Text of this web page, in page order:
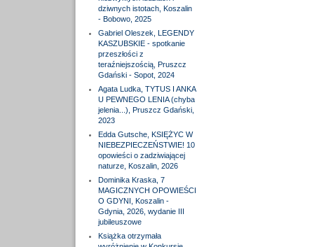
dziwnych istotach, Koszalin
- Bobowo, 2025
Gabriel Oleszek, LEGENDY
KASZUBSKIE - spotkanie
przeszłości z
teraźniejszością, Pruszcz
Gdański - Sopot, 2024
Agata Ludka, TYTUS I ANKA
U PEWNEGO LENIA (chyba
jelenia...), Pruszcz Gdański,
2023
Edda Gutsche, KSIĘŻYC W
NIEBEZPIECZEŃSTWIE! 10
opowieści o zadziwiającej
naturze, Koszalin, 2026
Dominika Kraska, 7
MAGICZNYCH OPOWIEŚCI
O GDYNI, Koszalin -
Gdynia, 2026, wydanie III
jubileuszowe
Książka otrzymała